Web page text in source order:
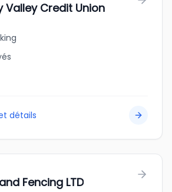
Valley Credit Union
détails
Fencing LTD